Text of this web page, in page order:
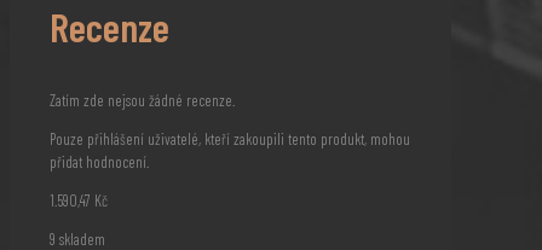
Recenze
Zatím zde nejsou žádné recenze.
Pouze přihlášení uživatelé, kteří zakoupili tento produkt, mohou
přidat hodnocení.
1.590,47 Kč
9 skladem